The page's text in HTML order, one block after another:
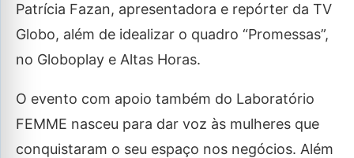
Patrícia Fazan, apresentadora e repórter da TV
Globo, além de idealizar o quadro “Promessas”,
no Globoplay e Altas Horas.
O evento com apoio também do Laboratório
FEMME nasceu para dar voz às mulheres que
conquistaram o seu espaço nos negócios. Além